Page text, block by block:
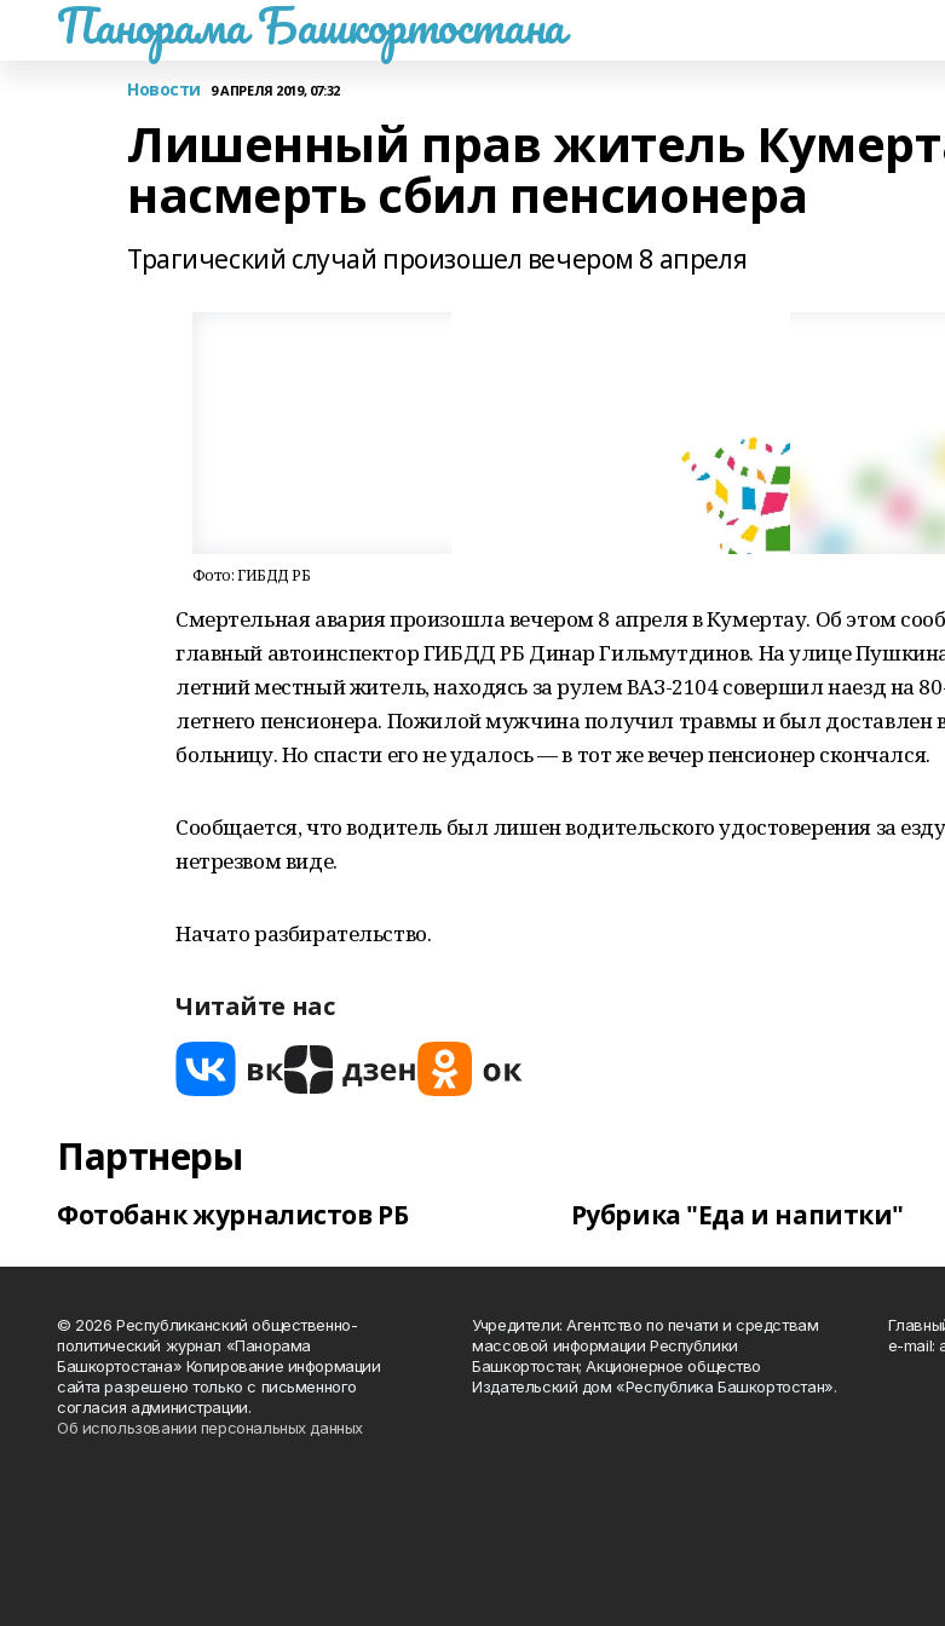
Панорама Башкортостана
Новости 9 АПРЕЛЯ 2019, 07:32
Лишенный прав житель
насмерть сбил пенсионера
Трагический случай произошел вечером 8 апреля
Фото: ГИБДД РБ
Смертельная авария произошла вечером 8 апреля в Кумертау. Об этом
главный автоинспектор ГИБДД РБ Динар Гильмутдинов. На улице
летний местный житель, находясь за рулем ВАЗ-2104 совершил наезд на
летнего пенсионера. Пожилой мужчина получил травмы и был доставлен
больницу. Но спасти его не удалось — в тот же вечер пенсионер скончался.
Сообщается, что водитель был лишен водительского удостоверения за
нетрезвом виде.
Начато разбирательство.
Читайте нас
Партнеры
Фотобанк журналистов РБ Рубрика "Еда и напитки"
© 2026 Республиканский общественно-
политический журнал «Панорама
Башкортостана» Копирование информации
сайта разрешено только с письменного
согласия администрации.
Об использовании персональных данных
Учредители: Агентство по печати и средствам
массовой информации Республики
Башкортостан; Акционерное общество
Издательский дом «Республика Башкортостан».
e-mail: